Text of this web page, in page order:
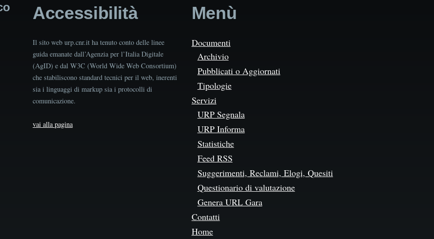
Accessibilità
Il sito web urp.cnr.it ha tenuto conto delle linee
guida emanate dall’Agenzia per l’Italia Digitale
(AgID) e dal W3C (World Wide Web Consortium)
che stabiliscono standard tecnici per il web, inerenti
sia i linguaggi di markup sia i protocolli di
comunicazione.
vai alla pagina
Menù
Documenti
Archivio
Pubblicati o Aggiornati
Tipologie
Servizi
URP Segnala
URP Informa
Statistiche
Feed RSS
Suggerimenti, Reclami, Elogi, Quesiti
Questionario di valutazione
Genera URL Gara
Contatti
Home